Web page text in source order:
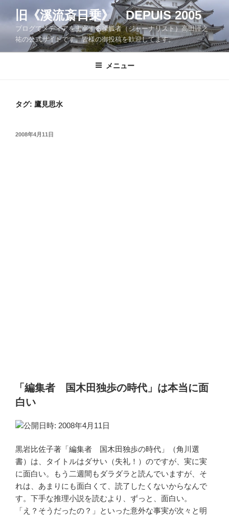
ツ
旧《溪流斎日乗》 DEPUIS 2005
ブログでメディアを主宰する操觚者（ジャーナリスト）高田謹之
祐の公式サイトです。皆様の御投稿を歓迎してます。
メニュー
タグ: 鷹見思水
投
2008年4月11日
「編集者 国木田独歩の時代」は本当に面
白い
公開日時: 2008年4月11日
黒岩比佐子著「編集者 国木田独歩の時代」（角川選
書）は、タイトルはダサい（失礼！）のですが、実に実
に面白い。もう二週間もダラダラと読んでいますが、そ
れは、あまりにも面白くて、読了したくないからなんで
す。下手な推理小説を読むより、ずっと、面白い。
「え？そうだったの？」といった意外な事実が次々と明